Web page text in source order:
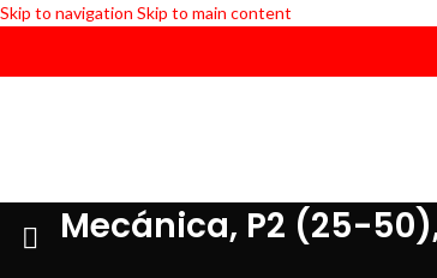
Skip to navigation Skip to main content
Mecánica, P2 (25-